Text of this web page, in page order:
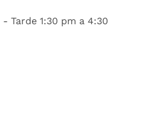
Tarde 1:30 pm a 4:30